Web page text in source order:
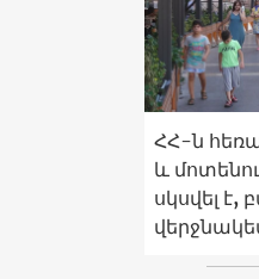
ՀՀ-ն
և
սկսվել է,